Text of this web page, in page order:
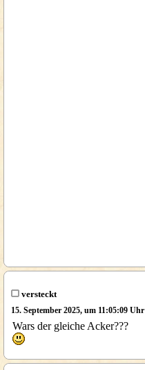
versteckt
15. September 2025, um 11:05:09 Uhr
Wars der gleiche Acker???